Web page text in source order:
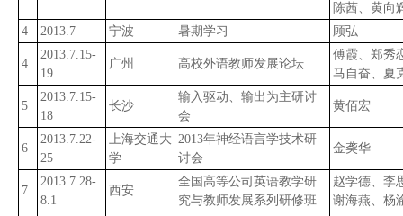
陈茜、黄向
4
2013.7 宁波 暑期学习 顾弘
4
2013.7.15-
19
广州 高校外语教师发展论坛
傅霞、郑秀
马自奋、夏
5
2013.7.15-
18
长沙
输入驱动、输出为主研讨
会
黄佰宏
6
2013.7.22-
25
上海交通大
学
2013年神经语言学技术研
讨会
金䶮华
7
2013.7.28-
8.1
西安
全国高等公司英语教学研
究与教师发展系列研修班
赵学德、李
谢海燕、杨